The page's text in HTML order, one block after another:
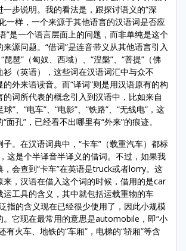
步说明。我的看法是，跟探讨语义的“深
一样，一个来源于其他语言的汉语词是否应
”是一个语言层面上的问题，而非单纯是这个
源问题。“借词”是连音带义从其他语言引入
琵琶”（匈奴、西域）、“涅槃”、“菩提”（佛
衫（英语），这些词在汉语词汇中与众不
外来语读音。而“译词”则是用汉语原有的构
词所代表的概念引入到汉语中，比如来自
球”、“电车”、“电影”、“铁路”、“无线电”，这
面孔”，已经看不出哪里有“外来”的痕迹。
。在汉语词典中，“卡车”（载重汽车）都标
这是个半译音半译义的借词。不过，如果我
会查到“卡车”在英语是truck或者lorry。这
来，汉语在借入这个词的时候，借用的是car
运工具的含义，其中就包括运载重物的车
指的含义现在已经很少使用了，因此小规模
。它现在最常用的意思是automobile，即“小
有火车、地铁的“车厢”，电梯的“轿厢”等含